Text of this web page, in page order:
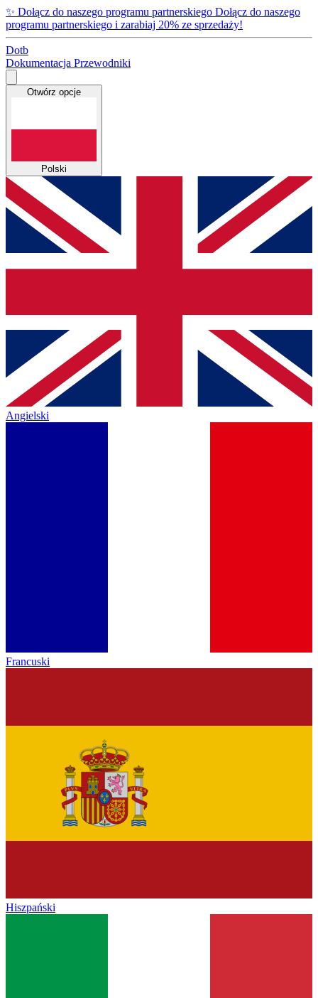
✨ Dołącz do naszego programu partnerskiego Dołącz do naszego
programu partnerskiego i zarabiaj 20% ze sprzedaży!
Dotb
Dokumentacja Przewodniki
Otwórz opcje
Polski
Angielski
Francuski
Hiszpański